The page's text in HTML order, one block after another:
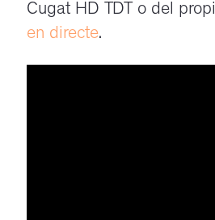
Cugat HD TDT o del propi
en directe.